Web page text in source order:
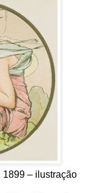
1899 – ilustração